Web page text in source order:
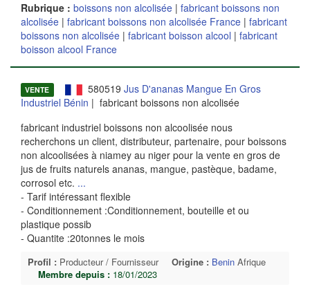
Rubrique : boissons non alcolisée | fabricant boissons non
alcolisée | fabricant boissons non alcolisée France | fabricant
boissons non alcolisée | fabricant boisson alcool | fabricant
boisson alcool France
VENTE 580519 Jus D'ananas Mangue En Gros
Industriel Bénin | fabricant boissons non alcolisée
fabricant industriel boissons non alcoolisée nous
recherchons un client, distributeur, partenaire, pour boissons
non alcoolisées à niamey au niger pour la vente en gros de
jus de fruits naturels ananas, mangue, pastèque, badame,
corrosol etc. ...
- Tarif intéressant flexible
- Conditionnement :Conditionnement, bouteille et ou
plastique possib
- Quantite :20tonnes le mois
Profil : Producteur / Fournisseur Origine : Benin Afrique
Membre depuis : 18/01/2023